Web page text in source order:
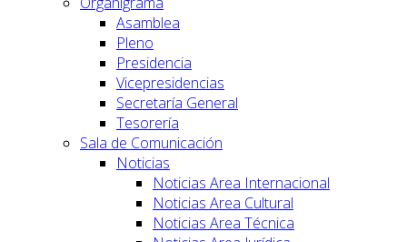
Asamblea
Pleno
Presidencia
Vicepresidencias
Secretaría General
Tesorería
Sala de Comunicación
Noticias
Noticias Area Internacional
Noticias Area Cultural
Noticias Area Técnica